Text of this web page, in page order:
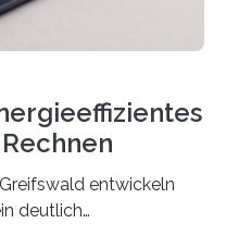
entwickeln
deutlich